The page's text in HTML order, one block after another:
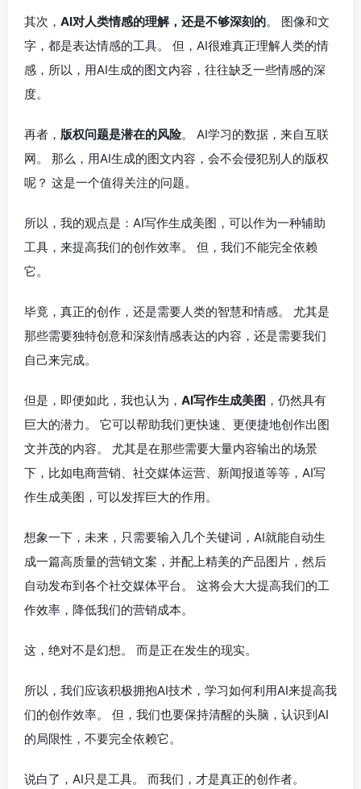
其次， AI对人类情感的理解，还是不够深刻的。 图像和文
字，都是表达情感的工具。 但，AI很难真正理解人类的情
感，所以，用AI生成的图文内容，往往缺乏一些情感的深
度。
再者， 版权问题是潜在的风险。 AI学习的数据，来自互联
网。 那么，用AI生成的图文内容，会不会侵犯别人的版权
呢？ 这是一个值得关注的问题。
所以，我的观点是：AI写作生成美图，可以作为一种辅助
工具，来提高我们的创作效率。 但，我们不能完全依赖
它。
毕竟，真正的创作，还是需要人类的智慧和情感。 尤其是
那些需要独特创意和深刻情感表达的内容，还是需要我们
自己来完成。
但是，即便如此，我也认为， AI写作生成美图 ，仍然具有
巨大的潜力。 它可以帮助我们更快速、更便捷地创作出图
文并茂的内容。 尤其是在那些需要大量内容输出的场景
下，比如电商营销、社交媒体运营、新闻报道等等，AI写
作生成美图，可以发挥巨大的作用。
想象一下，未来，只需要输入几个关键词，AI就能自动生
成一篇高质量的营销文案，并配上精美的产品图片，然后
自动发布到各个社交媒体平台。 这将会大大提高我们的工
作效率，降低我们的营销成本。
这，绝对不是幻想。 而是正在发生的现实。
所以，我们应该积极拥抱AI技术，学习如何利用AI来提高我
们的创作效率。 但，我们也要保持清醒的头脑，认识到AI
的局限性，不要完全依赖它。
说白了，AI只是工具。 而我们，才是真正的创作者。